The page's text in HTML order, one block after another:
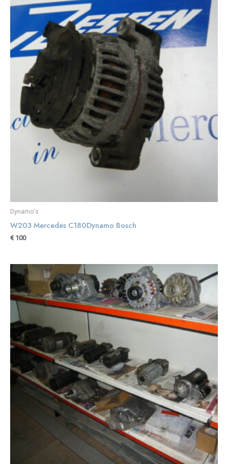
Dynamo's
W203 Mercedes C180Dynamo Bosch
€100